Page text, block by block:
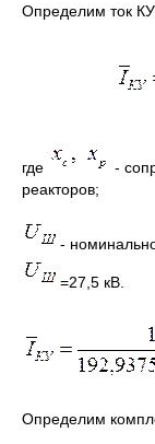
Определим ток
где
-
реакторов;
-
=27,5 кВ.
Определим